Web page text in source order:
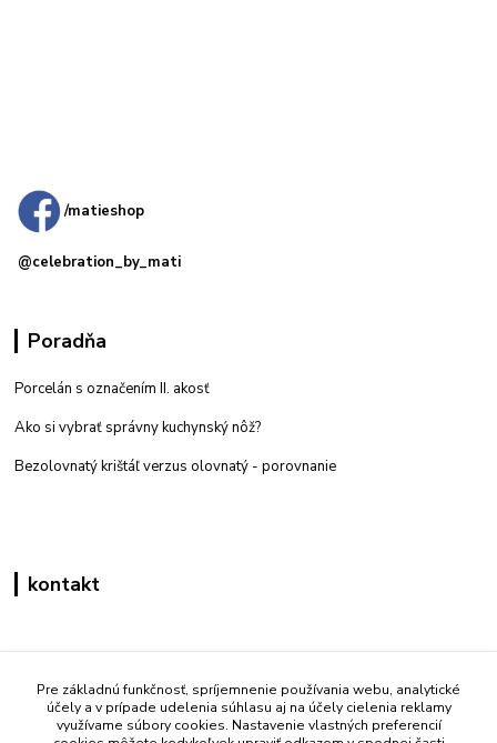
/matieshop
@celebration_by_mati
Poradňa
Porcelán s označením II. akosť
Ako si vybrať správny kuchynský nôž?
Bezolovnatý krištáľ verzus olovnatý - porovnanie
kontakt
+421 908 861 051
(Po - Pia 7:30-15:30)
Pre základnú funkčnosť, spríjemnenie používania webu, analytické
účely a v prípade udelenia súhlasu aj na účely cielenia reklamy
využívame súbory cookies. Nastavenie vlastných preferencií